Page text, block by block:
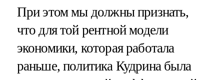
При этом мы должны признать,
что для той рентной модели
экономики, которая работала
раньше, политика Кудрина была